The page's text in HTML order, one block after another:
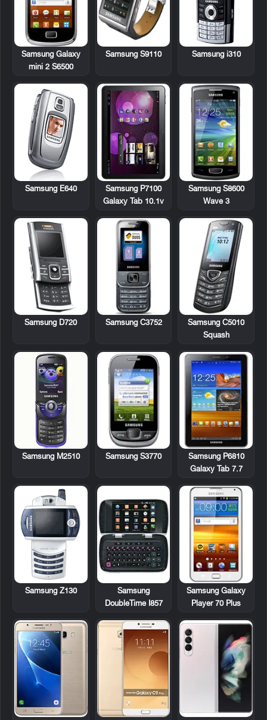
Samsung i310
Samsung S9110
Samsung Galaxy
mini 2 S6500
Samsung S8600
Wave 3
Samsung P7100
Galaxy Tab 10.1v
Samsung E640
Samsung C5010
Squash
Samsung C3752
Samsung D720
Samsung P6810
Galaxy Tab 7.7
Samsung S3770
Samsung M2510
Samsung Galaxy
Player 70 Plus
Samsung
DoubleTime I857
Samsung Z130